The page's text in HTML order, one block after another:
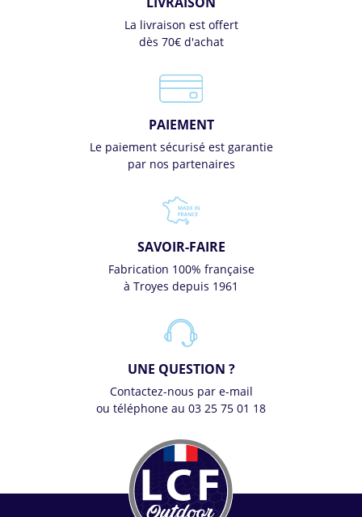
La livraison est offert
dès 70€ d'achat
PAIEMENT
Le paiement sécurisé est garantie
par nos partenaires
SAVOIR-FAIRE
Fabrication 100% française
à Troyes depuis 1961
UNE QUESTION ?
Contactez-nous par e-mail
ou téléphone au 03 25 75 01 18